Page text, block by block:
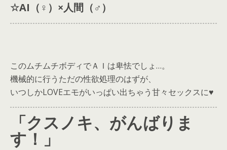
☆AI（♀️）×人間（♂）
このムチムチボディでＡＩは卑怯でしょ…。
機械的に行うただの性欲処理のはずが、
いつしかLOVEエモがいっぱい出ちゃう甘々セックスに♥
「クスノキ、がんばりま
す！」